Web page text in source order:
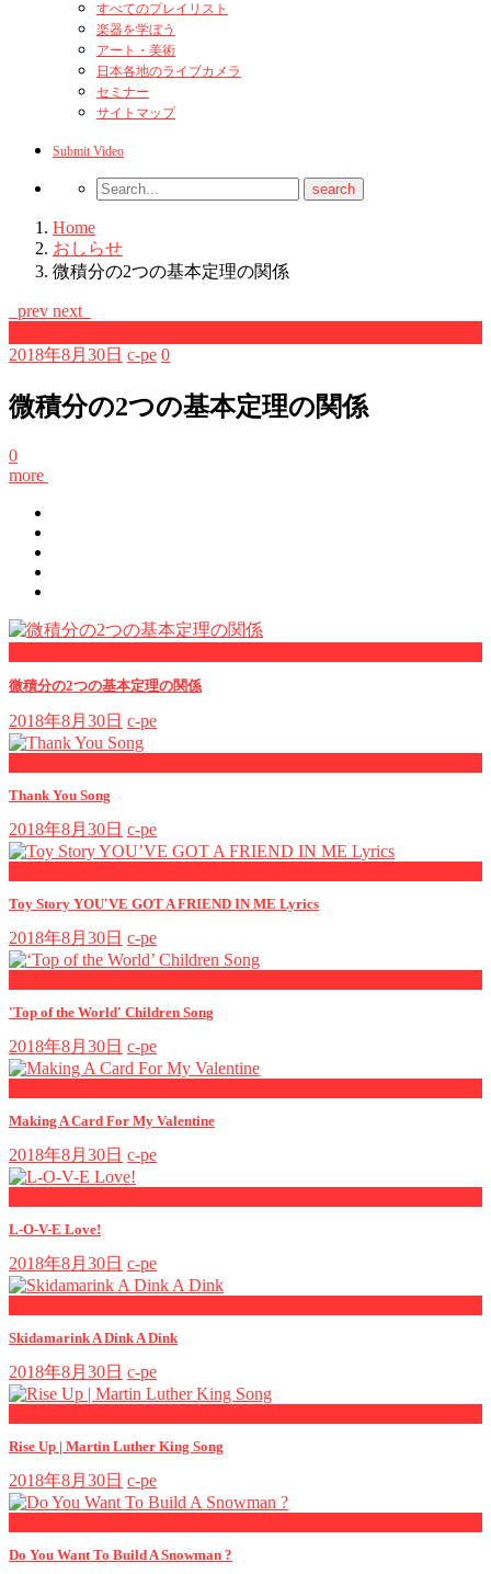
すべてのプレイリスト
楽器を学ぼう
アート・美術
日本各地のライブカメラ
セミナー
サイトマップ
Submit Video
Home
おしらせ
微積分の2つの基本定理の関係
prev next
2018年8月30日 c-pe 0
微積分の2つの基本定理の関係
0
more
微積分の2つの基本定理の関係
2018年8月30日 c-pe
Thank You Song
2018年8月30日 c-pe
Toy Story YOU'VE GOT A FRIEND IN ME Lyrics
2018年8月30日 c-pe
'Top of the World' Children Song
2018年8月30日 c-pe
Making A Card For My Valentine
2018年8月30日 c-pe
L-O-V-E Love!
2018年8月30日 c-pe
Skidamarink A Dink A Dink
2018年8月30日 c-pe
Rise Up | Martin Luther King Song
2018年8月30日 c-pe
Do You Want To Build A Snowman ?